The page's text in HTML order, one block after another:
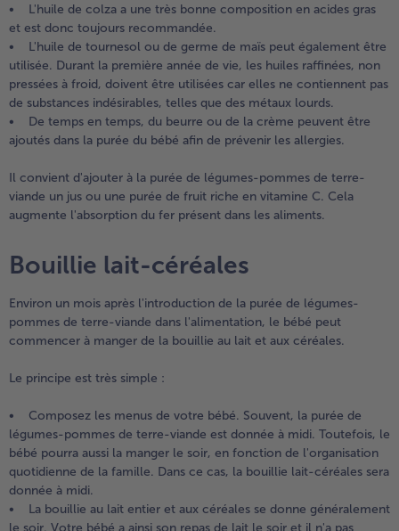
• L'huile de colza a une très bonne composition en acides gras
et est donc toujours recommandée.
• L'huile de tournesol ou de germe de maïs peut également être
utilisée. Durant la première année de vie, les huiles raffinées, non
pressées à froid, doivent être utilisées car elles ne contiennent pas
de substances indésirables, telles que des métaux lourds.
• De temps en temps, du beurre ou de la crème peuvent être
ajoutés dans la purée du bébé afin de prévenir les allergies.
Il convient d'ajouter à la purée de légumes-pommes de terre-
viande un jus ou une purée de fruit riche en vitamine C. Cela
augmente l'absorption du fer présent dans les aliments.
Bouillie lait-céréales
Environ un mois après l'introduction de la purée de légumes-
pommes de terre-viande dans l'alimentation, le bébé peut
commencer à manger de la bouillie au lait et aux céréales.
Le principe est très simple :
• Composez les menus de votre bébé. Souvent, la purée de
légumes-pommes de terre-viande est donnée à midi. Toutefois, le
bébé pourra aussi la manger le soir, en fonction de l'organisation
quotidienne de la famille. Dans ce cas, la bouillie lait-céréales sera
donnée à midi.
• La bouillie au lait entier et aux céréales se donne généralement